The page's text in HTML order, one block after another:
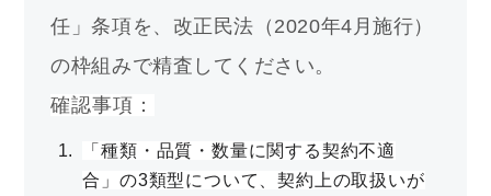
任」条項を、改正民法（2020年4月施行）
の枠組みで精査してください。
確認事項：
「種類・品質・数量に関する契約不適
合」の3類型について、契約上の取扱いが